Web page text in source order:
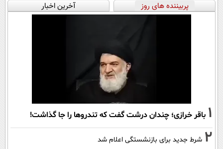
پربیننده های روز آخرین اخبار
1 باقر خرازی؛ چندان درشت گفت که تندروها را جا گذاشت!
2 شرط جدید برای بازنشستگی اعلام شد